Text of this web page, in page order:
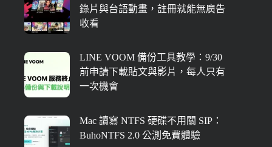
錄片與台語動畫，註冊就能無廣告
收看
LINE VOOM 備份工具教學：9/30
前申請下載貼文與影片，每人只有
一次機會
Mac 讀寫 NTFS 硬碟不用關 SIP：
BuhoNTFS 2.0 公測免費體驗